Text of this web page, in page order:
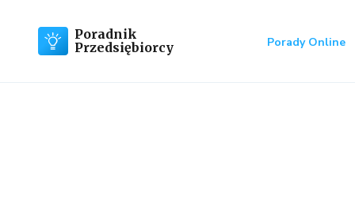
Poradnik
Przedsiębiorcy
Porady Online